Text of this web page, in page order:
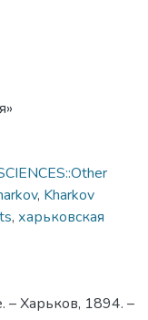
, Kharkov
, харьковская
Харьков, 1894. –